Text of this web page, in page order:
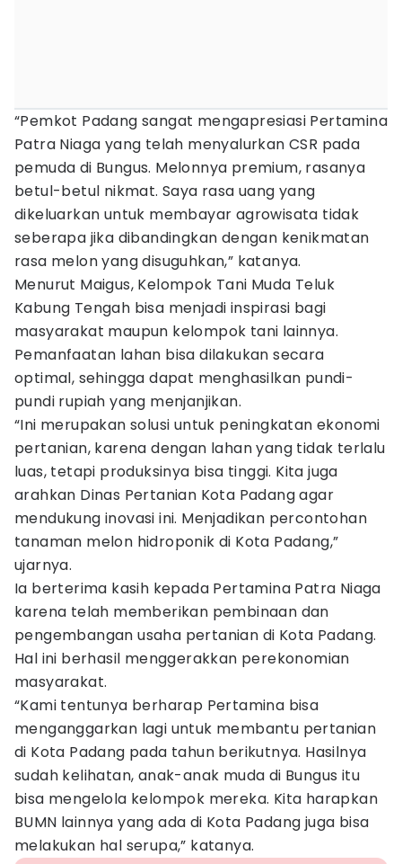
“Pemkot Padang sangat mengapresiasi Pertamina
Patra Niaga yang telah menyalurkan CSR pada
pemuda di Bungus. Melonnya premium, rasanya
betul-betul nikmat. Saya rasa uang yang
dikeluarkan untuk membayar agrowisata tidak
seberapa jika dibandingkan dengan kenikmatan
rasa melon yang disuguhkan,” katanya.
Menurut Maigus, Kelompok Tani Muda Teluk
Kabung Tengah bisa menjadi inspirasi bagi
masyarakat maupun kelompok tani lainnya.
Pemanfaatan lahan bisa dilakukan secara
optimal, sehingga dapat menghasilkan pundi-
pundi rupiah yang menjanjikan.
“Ini merupakan solusi untuk peningkatan ekonomi
pertanian, karena dengan lahan yang tidak terlalu
luas, tetapi produksinya bisa tinggi. Kita juga
arahkan Dinas Pertanian Kota Padang agar
mendukung inovasi ini. Menjadikan percontohan
tanaman melon hidroponik di Kota Padang,”
ujarnya.
Ia berterima kasih kepada Pertamina Patra Niaga
karena telah memberikan pembinaan dan
pengembangan usaha pertanian di Kota Padang.
Hal ini berhasil menggerakkan perekonomian
masyarakat.
“Kami tentunya berharap Pertamina bisa
menganggarkan lagi untuk membantu pertanian
di Kota Padang pada tahun berikutnya. Hasilnya
sudah kelihatan, anak-anak muda di Bungus itu
bisa mengelola kelompok mereka. Kita harapkan
BUMN lainnya yang ada di Kota Padang juga bisa
melakukan hal serupa,” katanya.